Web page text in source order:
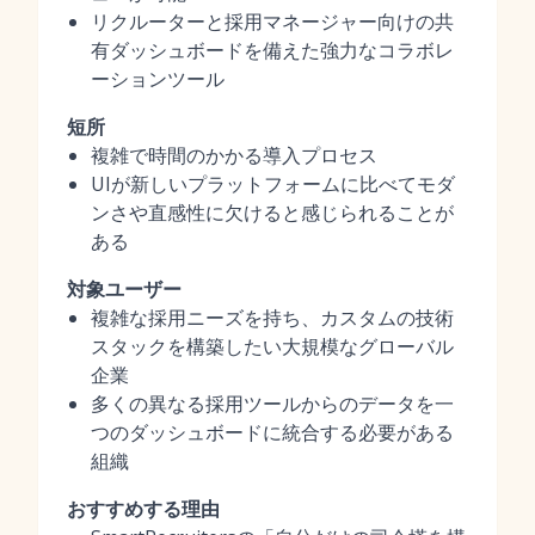
リクルーターと採用マネージャー向けの共
有ダッシュボードを備えた強力なコラボレ
ーションツール
短所
複雑で時間のかかる導入プロセス
UIが新しいプラットフォームに比べてモダ
ンさや直感性に欠けると感じられることが
ある
対象ユーザー
複雑な採用ニーズを持ち、カスタムの技術
スタックを構築したい大規模なグローバル
企業
多くの異なる採用ツールからのデータを一
つのダッシュボードに統合する必要がある
組織
おすすめする理由